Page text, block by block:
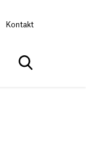
Kontakt
Suche